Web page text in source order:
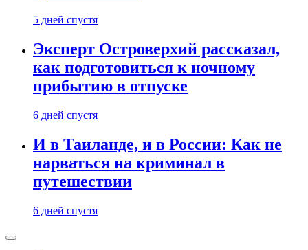
5 дней спустя
Эксперт Островерхий рассказал,
как подготовиться к ночному
прибытию в отпуске
6 дней спустя
И в Таиланде, и в России: Как не
нарваться на криминал в
путешествии
6 дней спустя